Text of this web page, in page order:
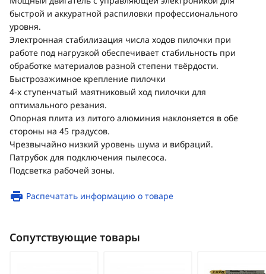
быстрой и аккуратной распиловки профессионального
уровня.
Электронная стабилизация числа ходов пилочки при
работе под нагрузкой обеспечивает стабильность при
обработке материалов разной степени твёрдости.
Быстрозажимное крепление пилочки
4-х ступенчатый маятниковый ход пилочки для
оптимального резания.
Опорная плита из литого алюминия наклоняется в обе
стороны на 45 градусов.
Чрезвычайно низкий уровень шума и вибраций.
Патрубок для подключения пылесоса.
Подсветка рабочей зоны.
Распечатать информацию о товаре
Сопутствующие товары